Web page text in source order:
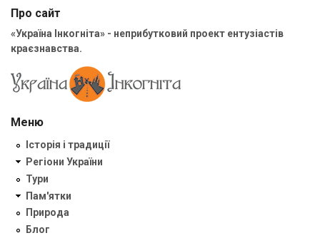
Про сайт
«Україна Інкогніта» - неприбутковий проект ентузіастів
краєзнавства.
Меню
Історія і традиції
Регіони України
Тури
Пам'ятки
Природа
Блог